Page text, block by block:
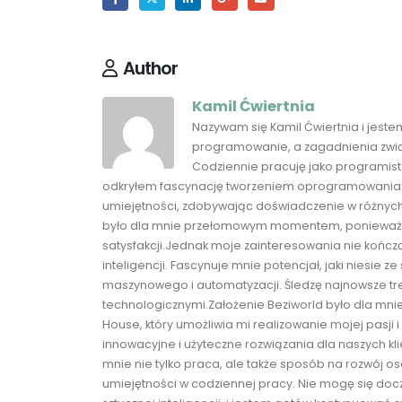
Author
Kamil Ćwiertnia
Nazywam się Kamil Ćwiertnia i
programowanie, a zagadnienia
Codziennie pracuję jako
odkryłem fascynację tworzeniem
umiejętności, zdobywając doświadczenie w
było dla mnie przełomowym momentem,
satysfakcji.Jednak moje zainteresowania nie
inteligencji. Fascynuje mnie potencjał, jaki niesie
maszynowego i automatyzacji. Śledzę najnowsze
technologicznymi.Założenie Beziworld było dla
House, który umożliwia mi realizowanie mojej
innowacyjne i użyteczne rozwiązania dla naszych
mnie nie tylko praca, ale także sposób na rozwój
umiejętności w codziennej pracy. Nie mogę się